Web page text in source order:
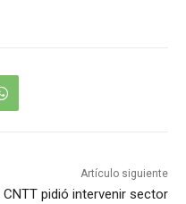
Artículo siguiente
CNTT pidió intervenir sector